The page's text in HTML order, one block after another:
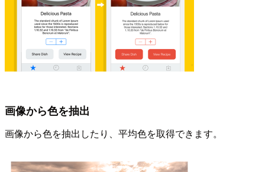
画像から色を抽出
画像から色を抽出したり、平均色を取得できます。